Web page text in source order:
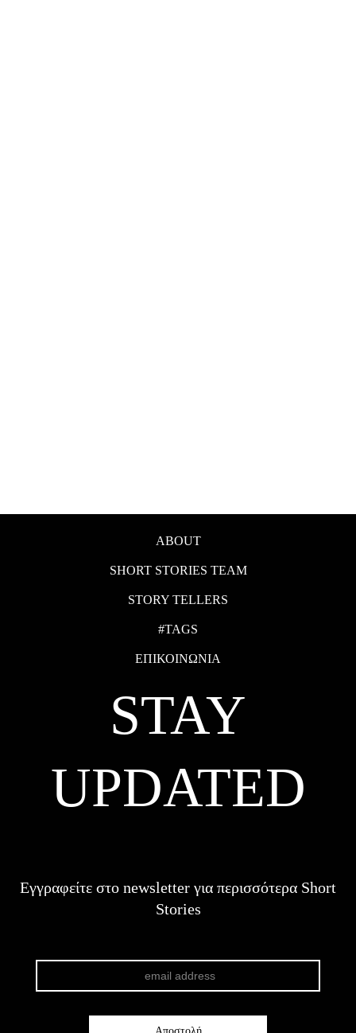
ABOUT
SHORT STORIES TEAM
STORY TELLERS
#TAGS
ΕΠΙΚΟΙΝΩΝΙΑ
STAY
UPDATED
Εγγραφείτε στο newsletter για περισσότερα Short
Stories